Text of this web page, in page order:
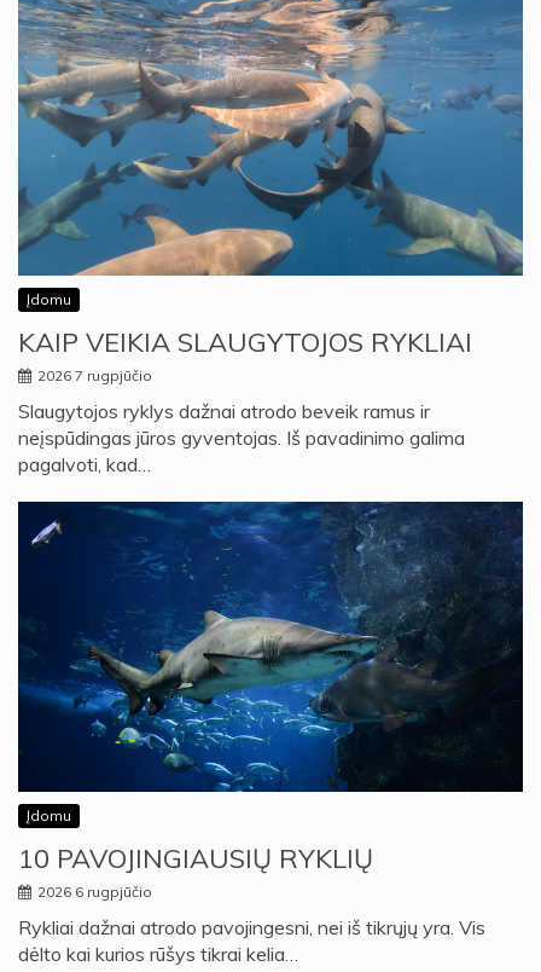
Įdomu
KAIP VEIKIA SLAUGYTOJOS RYKLIAI
2026 7 rugpjūčio
Slaugytojos ryklys dažnai atrodo beveik ramus ir
neįspūdingas jūros gyventojas. Iš pavadinimo galima
pagalvoti, kad…
Įdomu
10 PAVOJINGIAUSIŲ RYKLIŲ
2026 6 rugpjūčio
Rykliai dažnai atrodo pavojingesni, nei iš tikrųjų yra. Vis
dėlto kai kurios rūšys tikrai kelia…